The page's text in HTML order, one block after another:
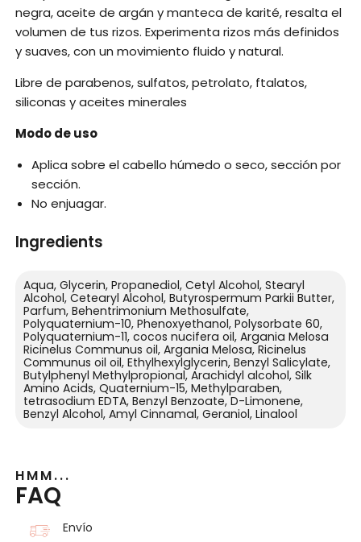
negra, aceite de argán y manteca de karité, resalta el
volumen de tus rizos. Experimenta rizos más definidos
y suaves, con un movimiento fluido y natural.
Libre de parabenos, sulfatos, petrolato, ftalatos,
siliconas y aceites minerales
Modo de uso
Aplica sobre el cabello húmedo o seco, sección por
sección.
No enjuagar.
Ingredients
Aqua, Glycerin, Propanediol, Cetyl Alcohol, Stearyl
Alcohol, Cetearyl Alcohol, Butyrospermum Parkii Butter,
Parfum, Behentrimonium Methosulfate,
Polyquaternium-10, Phenoxyethanol, Polysorbate 60,
Polyquaternium-11, cocos nucifera oil, Argania Melosa
Ricinelus Communus oil, Argania Melosa, Ricinelus
Communus oil oil, Ethylhexylglycerin, Benzyl Salicylate,
Butylphenyl Methylpropional, Arachidyl alcohol, Silk
Amino Acids, Quaternium-15, Methylparaben,
tetrasodium EDTA, Benzyl Benzoate, D-Limonene,
Benzyl Alcohol, Amyl Cinnamal, Geraniol, Linalool
HMM...
FAQ
Envío